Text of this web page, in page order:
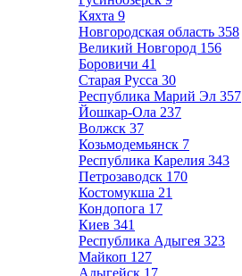
Кяхта 9
Новгородская область 358
Великий Новгород 156
Боровичи 41
Старая Русса 30
Республика Марий Эл 357
Йошкар-Ола 237
Волжск 37
Козьмодемьянск 7
Республика Карелия 343
Петрозаводск 170
Костомукша 21
Кондопога 17
Киев 341
Республика Адыгея 323
Майкоп 127
Адыгейск 17